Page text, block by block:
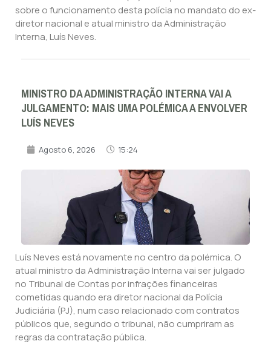
sobre o funcionamento desta polícia no mandato do ex-
diretor nacional e atual ministro da Administração
Interna, Luís Neves.
MINISTRO DA ADMINISTRAÇÃO INTERNA VAI A
JULGAMENTO: MAIS UMA POLÉMICA A ENVOLVER
LUÍS NEVES
Agosto 6, 2026 15:24
Luís Neves está novamente no centro da polémica. O
atual ministro da Administração Interna vai ser julgado
no Tribunal de Contas por infrações financeiras
cometidas quando era diretor nacional da Polícia
Judiciária (PJ), num caso relacionado com contratos
públicos que, segundo o tribunal, não cumpriram as
regras da contratação pública.